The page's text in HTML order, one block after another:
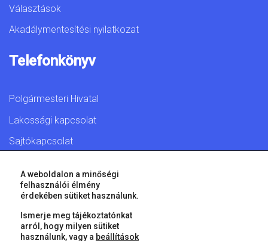
Választások
Akadálymentesítési nyilatkozat
Telefonkönyv
Polgármesteri Hivatal
Lakossági kapcsolat
Sajtókapcsolat
© 2026 Győr Megyei Jogú Város • Minden jog fenntartva!
A weboldalon a minőségi
felhasználói élmény
érdekében sütiket használunk.
Ismerje meg tájékoztatónkat
arról, hogy milyen sütiket
használunk, vagy a beállítások